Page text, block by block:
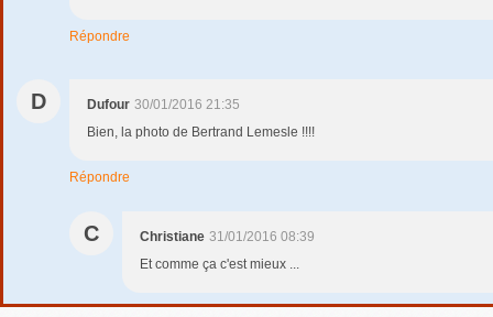
Répondre
D Dufour 30/01/2016 21:35
Bien, la photo de Bertrand Lemesle !!!!
Répondre
C Christiane 31/01/2016 08:39
Et comme ça c'est mieux ...